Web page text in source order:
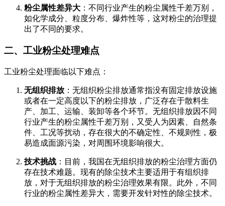
粉尘属性差异大 ：不同行业产生的粉尘属性千差万别，
如化学成分、粒度分布、爆炸性等，这对粉尘的治理提
出了不同的要求。
二、工业粉尘处理难点
工业粉尘处理面临以下难点：
无组织排放 ：无组织粉尘排放通常指没有固定排放设施
或者在一定高度以下的粉尘排放，广泛存在于散料生
产、加工、运输、装卸等各个环节。无组织排放因不同
行业产生的粉尘属性千差万别，又受人为因素、自然条
件、工况等扰动，存在很大的不确定性、不规则性，极
易造成面源污染，对周围环境影响很大。
技术挑战 ：目前，我国在无组织排放的粉尘治理方面仍
存在技术难题。现有的除尘技术主要适用于有组织排
放，对于无组织排放的粉尘治理效果有限。此外，不同
行业的粉尘属性差异大，需要开发针对性的除尘技术。